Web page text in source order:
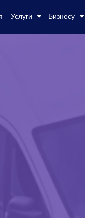
Услуги Бизнесу